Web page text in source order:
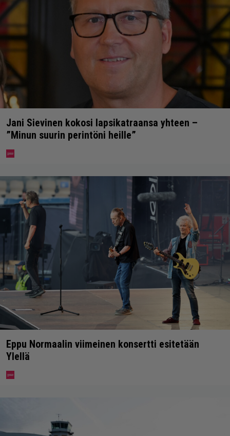
Jani Sievinen kokosi lapsikatraansa yhteen –
”Minun suurin perintöni heille”
Eppu Normaalin viimeinen konsertti esitetään
Ylellä